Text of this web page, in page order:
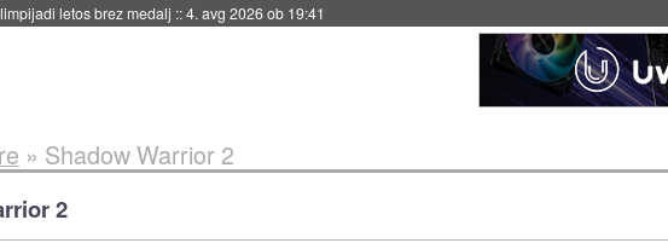
letos brez medalj ::4. avg 2026 ob 19:41
» Shadow Warrior 2
2